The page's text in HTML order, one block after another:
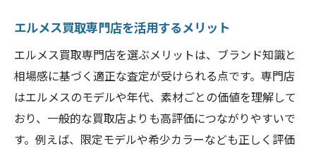
エルメス買取専門店を活用するメリット
エルメス買取専門店を選ぶメリットは、ブランド知識と
相場感に基づく適正な査定が受けられる点です。専門店
はエルメスのモデルや年代、素材ごとの価値を理解して
おり、一般的な買取店よりも高評価につながりやすいで
す。例えば、限定モデルや希少カラーなども正しく評価